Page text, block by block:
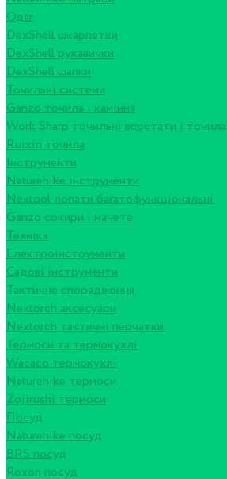
Одяг
DexShell шкарпетки
DexShell рукавички
DexShell шапки
Точильні системи
Ganzo точила і каміння
Work Sharp точильні верстати і точила
Ruixin точила
Інструменти
Naturehike інструменти
Nextool лопати багатофункціональні
Ganzo сокири і мачете
Техніка
Електроінструменти
Садові інструменти
Тактичне спорядження
Nextorch аксесуари
Nextorch тактичні перчатки
Термоси та термокухлі
Wacaco термокухлі
Naturehike термоси
Zojirushi термоси
Посуд
Naturehike посуд
BRS посуд
Roxon посуд